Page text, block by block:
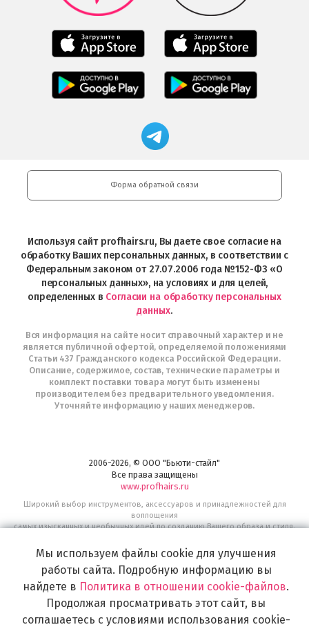
Мобильное
приложение
Professional
загрузить
Мобильное
приложение
загрузить
Play
Мобильное
приложение
загрузить
в
Мобильное
приложение
Магазин
профессиональной
Professional
и
Интернет-
Telegram
Форма обратной связи
Используя сайт profhairs.ru, Вы даете свое согласие на
обработку Ваших персональных данных, в соответствии с
Федеральным законом от 27.07.2006 года №152-ФЗ «О
персональных данных», на условиях и для целей,
определенных в Согласии на обработку персональных
данных.
Вся информация на сайте носит справочный характер и не
является публичной офертой, определяемой положениями
Статьи 437 Гражданского кодекса Российской Федерации.
Описание, содержимое, состав, технические параметры и
комплект поставки товара могут быть изменены
производителем без предварительного уведомления.
Уточняйте информацию у наших менеджеров.
2006-2026, © ООО "Бьюти-стайл"
Все права защищены
www.profhairs.ru
Широкий выбор инструментов, аксессуаров и принадлежностей для
воплощения
самых изысканных и необычных идей по созданию Вашего образа и стиля.
Мы используем файлы cookie для улучшения
работы сайта. Подробную информацию вы
найдете в Политика в отношении cookie-файлов.
Продолжая просматривать этот сайт, вы
соглашаетесь с условиями использования cookie-